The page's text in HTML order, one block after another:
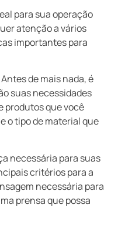
para sua operação
atenção a vários
importantes para
Antes de mais nada, é
suas necessidades
produtos que você
o tipo de material que
necessária para suas
critérios para a
necessária para
prensa que possa